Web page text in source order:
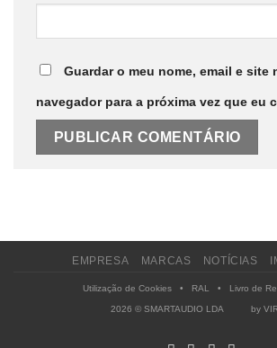
Guardar o meu nome, email e site
navegador para a próxima vez que eu
EMPRESA MARCAS NOTÍCIAS
Utilização de Cookies• RAL • Livro de
2026 © SMARTAUDIO LDA by